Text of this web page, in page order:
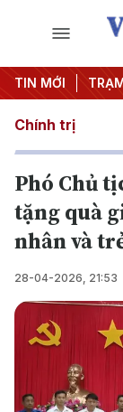
TIN MỚI#Chiến dịch
Chính trị
Phó Chủ
tặng quà
nhân và
28-04-2026, 21:53